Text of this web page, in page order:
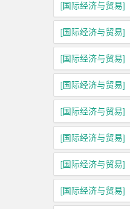
[国际经济与贸易]
[国际经济与贸易]
[国际经济与贸易]
[国际经济与贸易]
[国际经济与贸易]
[国际经济与贸易]
[国际经济与贸易]
[国际经济与贸易]